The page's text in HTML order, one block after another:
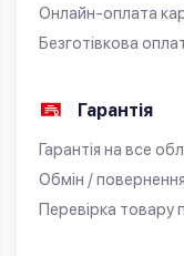
Онлайн-оплата
Безготівкова
Гарантія
Гарантія на все
Обмін /
Перевірка товару